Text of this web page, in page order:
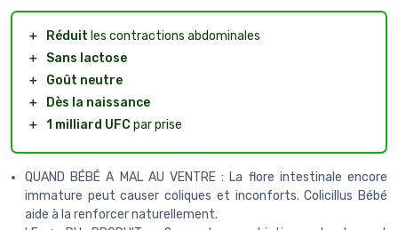
＋ Réduit les contractions abdominales
＋
Sans lactose
＋
Goût neutre
＋
Dès la naissance
＋ 1 milliard UFC par prise
QUAND BÉBÉ A MAL AU VENTRE : La flore intestinale encore
immature peut causer coliques et inconforts. Colicillus Bébé
aide à la renforcer naturellement.